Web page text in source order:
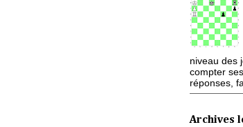
niveau des
compter
réponses,
Archives